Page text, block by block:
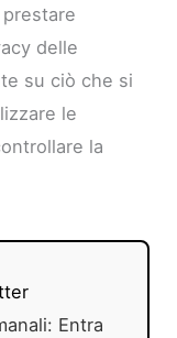
delle
su ciò che si
le
la
Entra